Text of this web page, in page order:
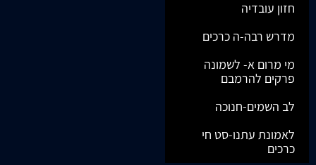
חזון עובדיה
מדרש רבה-ה כרכים
מי מרום א- לשמונה
פרקים להרמבם
לב השמים-חנוכה
לאמונת עתנו-סט חי
כרכים